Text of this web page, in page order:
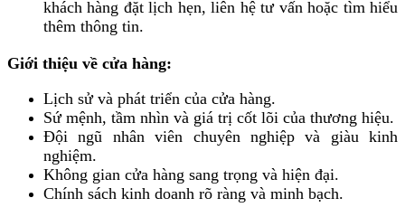
khách hàng đặt lịch hẹn, liên hệ tư vấn hoặc tìm hiểu
thêm thông tin.
Giới thiệu về cửa hàng:
Lịch sử và phát triển của cửa hàng.
Sứ mệnh, tầm nhìn và giá trị cốt lõi của thương hiệu.
Đội ngũ nhân viên chuyên nghiệp và giàu kinh
nghiệm.
Không gian cửa hàng sang trọng và hiện đại.
Chính sách kinh doanh rõ ràng và minh bạch.